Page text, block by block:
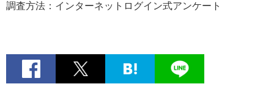
調査方法：インターネットログイン式アンケート